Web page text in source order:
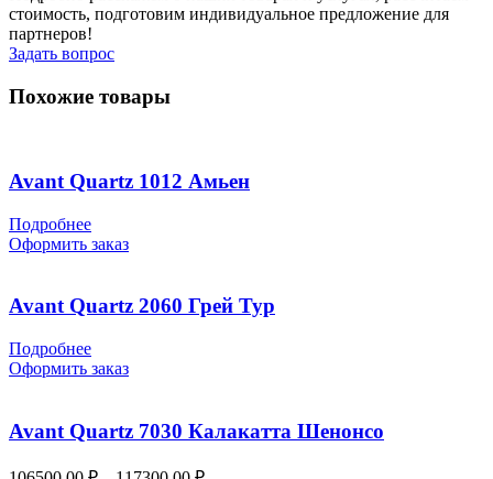
стоимость, подготовим индивидуальное предложение для
партнеров!
Задать вопрос
Похожие товары
Avant Quartz 1012 Амьен
Подробнее
Оформить заказ
Avant Quartz 2060 Грей Тур
Подробнее
Оформить заказ
Avant Quartz 7030 Калакатта Шенонсо
Диапазон